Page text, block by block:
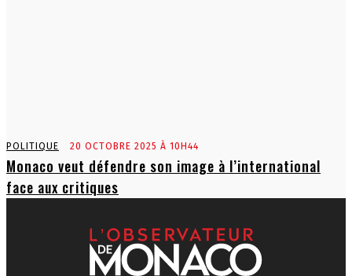
POLITIQUE 20 OCTOBRE 2025 À 10H44
Monaco veut défendre son image à l’international
face aux critiques